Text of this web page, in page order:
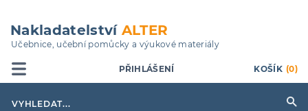
hlavnímu
obsahu
Nakladatelství ALTER
Učebnice, učební pomůcky a výukové materiály
PŘIHLÁŠENÍ KOŠÍK (0)